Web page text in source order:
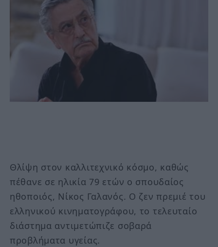
Θλίψη στον καλλιτεχνικό κόσμο, καθώς
πέθανε σε ηλικία 79 ετών ο σπουδαίος
ηθοποιός, Νίκος Γαλανός. O ζεν πρεμιέ του
ελληνικού κινηματογράφου, το τελευταίο
διάστημα αντιμετώπιζε σοβαρά
προβλήματα υγείας.